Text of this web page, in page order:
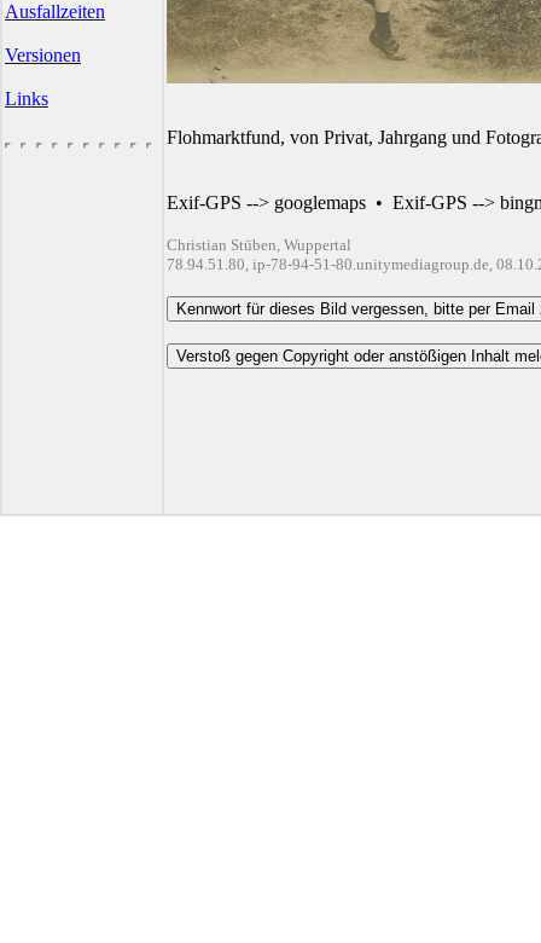
Ausfallzeiten
Versionen
Links
Flohmarktfund, von Privat, Jahrgang und
Exif-GPS --> googlemaps • Exif-GPS -->
Christian Stüben, Wuppertal
78.94.51.80, ip-78-94-51-80.unitymediagroup.de,